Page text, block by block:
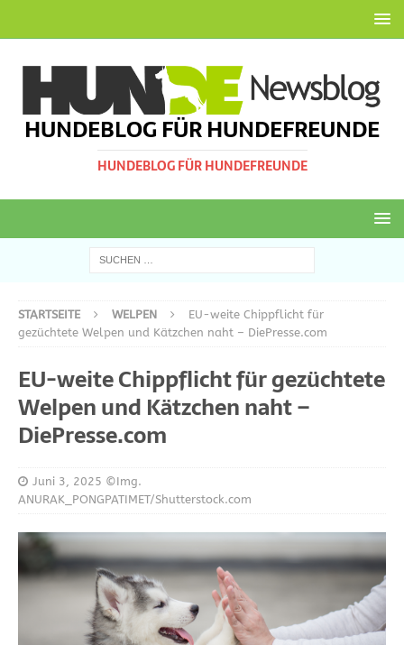
HUNDEBLOG FÜR HUNDEFREUNDE
HUNDEBLOG FÜR HUNDEFREUNDE
STARTSEITE WELPEN
EU-weite Chippflicht für
gezüchtete Welpen und Kätzchen naht – DiePresse.com
EU-weite Chippflicht für gezüchtete
Welpen und Kätzchen naht –
DiePresse.com
Juni 3, 2025 ©Img.
ANURAK_PONGPATIMET/Shutterstock.com